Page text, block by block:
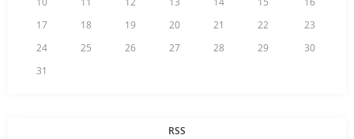
17
18 19 20 21 22
23
24
25 26 27 28 29
30
31
RSS